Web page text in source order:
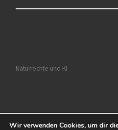
Naturrechte und KI
© 2026Ruhrkultour–
Wir verwenden Cookies, um dir